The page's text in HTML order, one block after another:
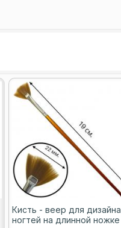
Кисть - веер для дизайна
ногтей на длинной ножке